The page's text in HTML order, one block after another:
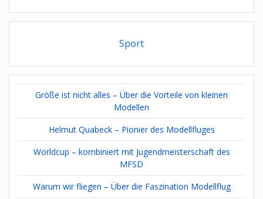
Sport
Größe ist nicht alles – Über die Vorteile von kleinen
Modellen
Helmut Quabeck – Pionier des Modellfluges
Worldcup – kombiniert mit Jugendmeisterschaft des
MFSD
Warum wir fliegen – Über die Faszination Modellflug